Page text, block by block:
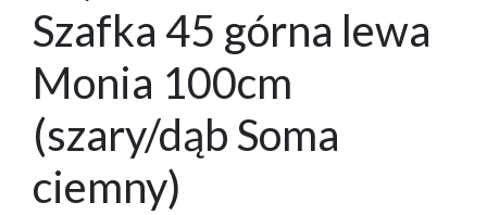
Szafka 45 górna lewa
Monia 100cm
(szary/dąb Soma
ciemny)